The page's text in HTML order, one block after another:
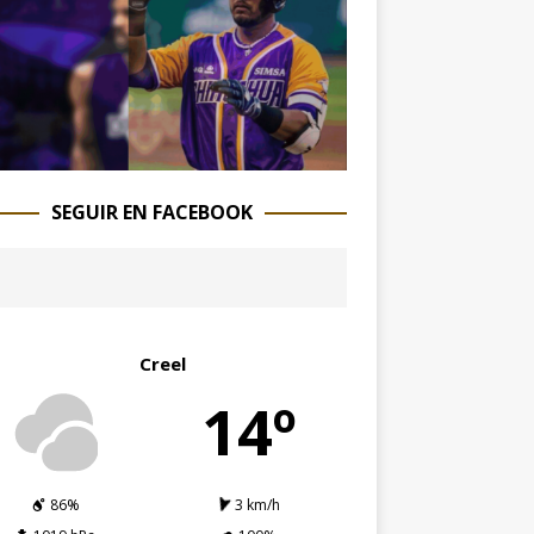
SEGUIR EN FACEBOOK
Creel
14º
86%
3 km/h